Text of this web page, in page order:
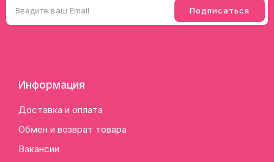
Информация
Доставка и оплата
Обмен и возврат товара
Вакансии